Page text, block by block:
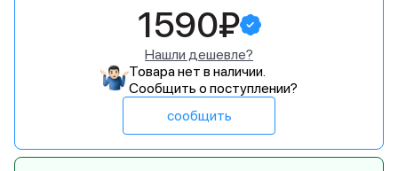
1590₽
Нашли дешевле?
Товара нет в наличии.
Сообщить о поступлении?
сообщить